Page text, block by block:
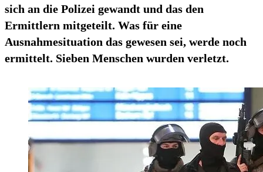
sich an die Polizei gewandt und das den
Ermittlern mitgeteilt. Was für eine
Ausnahmesituation das gewesen sei, werde noch
ermittelt. Sieben Menschen wurden verletzt.